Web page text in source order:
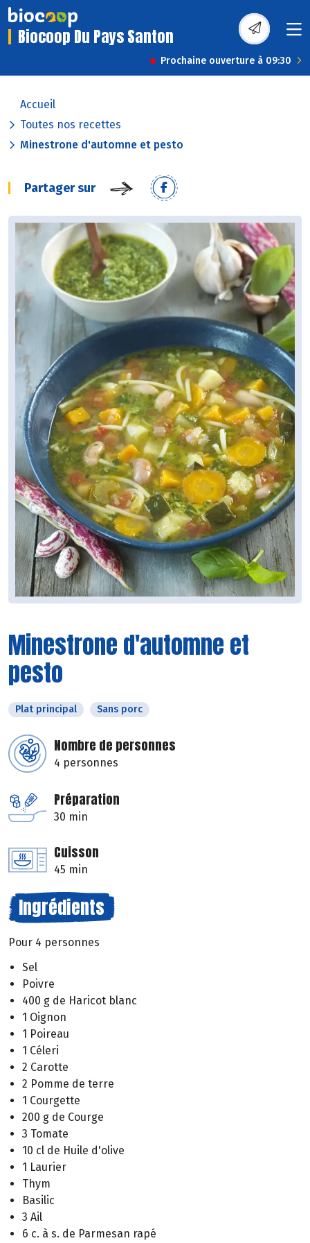
Biocoop Du Pays Santon
Prochaine ouverture à 09:30
Accueil
Toutes nos recettes
Minestrone d'automne et pesto
Partager sur
Minestrone d'automne et
pesto
Plat principal Sans porc
Nombre de personnes
4 personnes
Préparation
30 min
Cuisson
45 min
Ingrédients
Pour 4 personnes
Sel
Poivre
400 g de Haricot blanc
1 Oignon
1 Poireau
1 Céleri
2 Carotte
2 Pomme de terre
1 Courgette
200 g de Courge
3 Tomate
10 cl de Huile d'olive
1 Laurier
Thym
Basilic
3 Ail
6 c. à s. de Parmesan rapé